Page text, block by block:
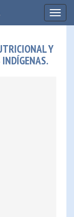
Y
INDÍGENAS.